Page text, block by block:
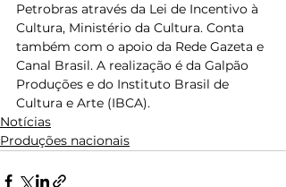
Petrobras através da Lei de Incentivo à
Cultura, Ministério da Cultura. Conta
também com o apoio da Rede Gazeta e
Canal Brasil. A realização é da Galpão
Produções e do Instituto Brasil de
Cultura e Arte (IBCA).
Notícias
Produções nacionais